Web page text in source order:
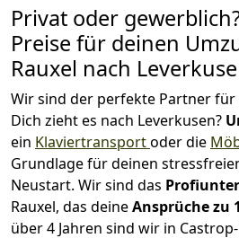
Privat oder
Preise für deinen
Rauxel nach
Wir sind der perfekte Partner für
Dich zieht es nach Leverkusen?
ein Klaviertransportoder die
Grundlage für deinen
Neustart. Wir sind das
Rauxel, das deineAnsprüche zu
über 4 Jahren sind wir in